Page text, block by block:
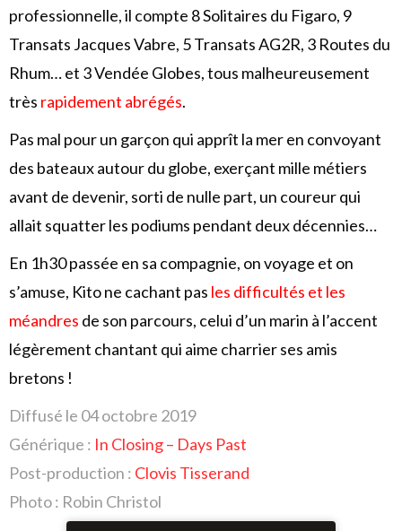
professionnelle, il compte 8 Solitaires du Figaro, 9
Transats Jacques Vabre, 5 Transats AG2R, 3 Routes du
Rhum… et 3 Vendée Globes, tous malheureusement
très rapidement abrégés.
Pas mal pour un garçon qui apprît la mer en convoyant
des bateaux autour du globe, exerçant mille métiers
avant de devenir, sorti de nulle part, un coureur qui
allait squatter les podiums pendant deux décennies…
En 1h30 passée en sa compagnie, on voyage et on
s’amuse, Kito ne cachant pas les difficultés et les
méandres de son parcours, celui d’un marin à l’accent
légèrement chantant qui aime charrier ses amis
bretons !
Diffusé le 04 octobre 2019
Générique : In Closing – Days Past
Post-production : Clovis Tisserand
Photo : Robin Christol